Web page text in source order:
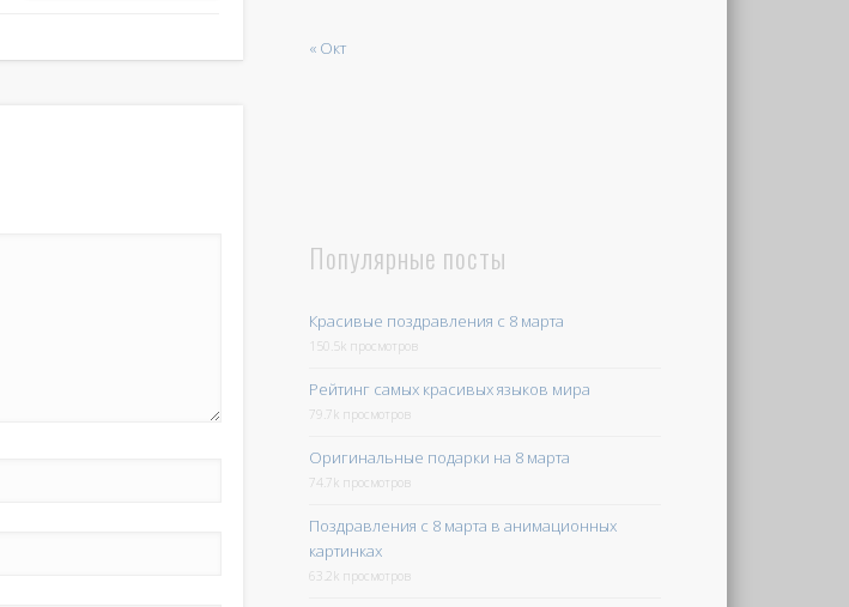
« Окт
Популярные посты
Красивые поздравления с 8 марта
150.5k просмотров
Рейтинг самых красивых языков мира
79.7k просмотров
Оригинальные подарки на 8 марта
74.7k просмотров
Поздравления с 8 марта в анимационных
картинках
63.2k просмотров